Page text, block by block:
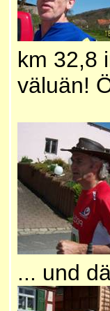
km 32,8
väluän!
... und